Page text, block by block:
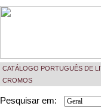
CATÁLOGO PORTUGUÊS DE
CROMOS
Pesquisar em: